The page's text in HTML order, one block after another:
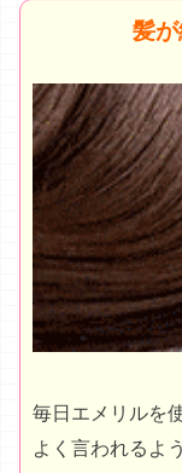
髪
毎日エメリルを
よく言われるよ